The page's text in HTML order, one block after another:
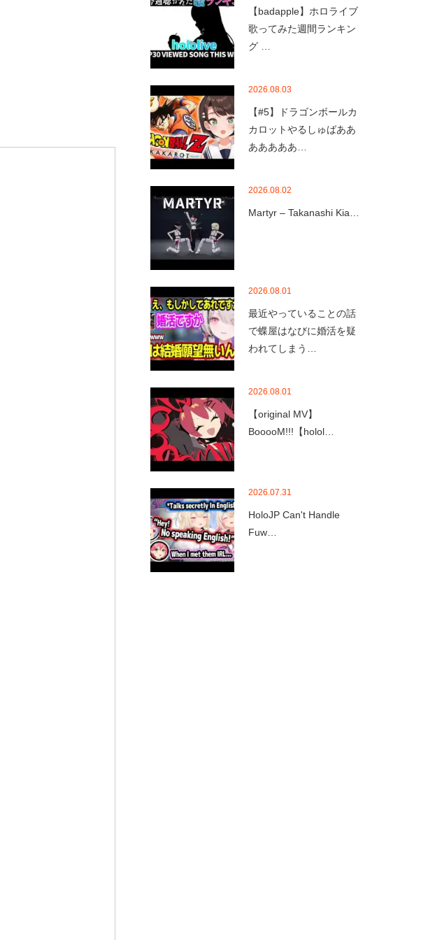
【badapple】ホロライブ
歌ってみた週間ランキン
グ …
2026.08.03
【#5】ドラゴンボールカ
カロットやるしゅばああ
あああああ…
2026.08.02
Martyr – Takanashi Kia…
2026.08.01
最近やっていることの話
で蝶屋はなびに婚活を疑
われてしまう…
2026.08.01
【original MV】
BooooM!!!【holol…
2026.07.31
HoloJP Can't Handle
Fuw…